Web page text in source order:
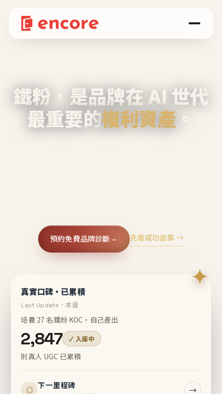
鐵粉，是品牌在 AI 世代
最重要的複利資產 。
預約免費品牌診斷→ 先看成功故事 →
✦
真實口碑・已累積
Last Update・本週
培養 27 名鐵粉 KOC，自己產出
2,847 ✓ 入庫中
則真人 UGC 已累積
◎ 下一里程碑 →